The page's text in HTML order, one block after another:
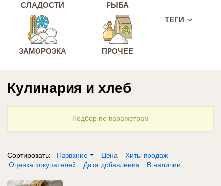
СЛАДОСТИ РЫБА
ЗАМОРОЗКА ПРОЧЕЕ
ТЕГИ
Кулинария и хлеб
Подбор по параметрам
Сортировать: Название Цена
Хиты продаж
Оценка покупателей
Дата добавления В наличии